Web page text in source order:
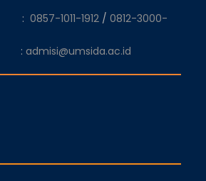
: 0857-1011-1912 / 0812-3000-
: admisi@umsida.ac.id